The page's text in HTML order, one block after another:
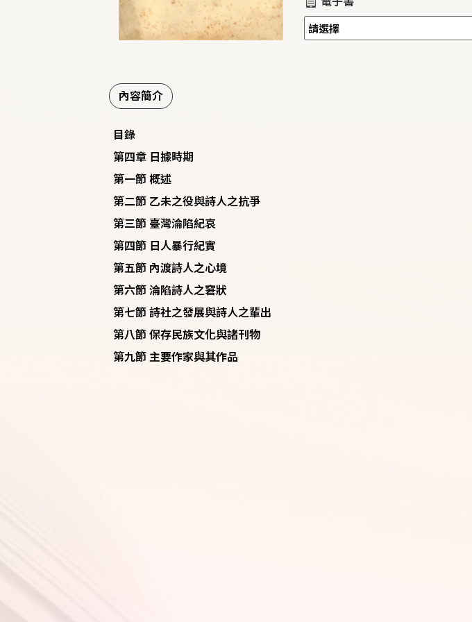
內容簡介
目錄
第四章 日據時期
第一節 概述
第二節 乙未之役與詩人之抗爭
第三節 臺灣淪陷紀哀
第四節 日人暴行紀實
第五節 內渡詩人之心境
第六節 淪陷詩人之窘狀
第七節 詩社之發展與詩人之輩出
第八節 保存民族文化與諸刊物
第九節 主要作家與其作品